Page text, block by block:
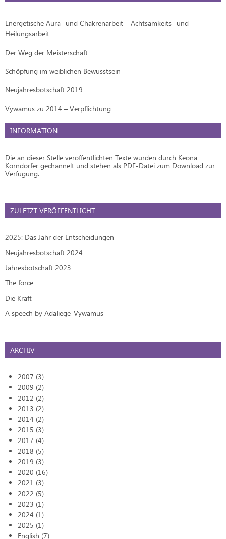
Energetische Aura- und Chakrenarbeit – Achtsamkeits- und
Heilungsarbeit
Der Weg der Meisterschaft
Schöpfung im weiblichen Bewusstsein
Neujahresbotschaft 2019
Vywamus zu 2014 – Verpflichtung
INFORMATION
Die an dieser Stelle veröffentlichten Texte wurden durch Keona
Korndörfer gechannelt und stehen als PDF-Datei zum Download zur
Verfügung.
ZULETZT VERÖFFENTLICHT
2025: Das Jahr der Entscheidungen
Neujahresbotschaft 2024
Jahresbotschaft 2023
The force
Die Kraft
A speech by Adaliege-Vywamus
ARCHIV
2007 (3)
2009 (2)
2012 (2)
2013 (2)
2014 (2)
2015 (3)
2017 (4)
2018 (5)
2019 (3)
2020 (16)
2021 (3)
2022 (5)
2023 (1)
2024 (1)
2025 (1)
English (7)